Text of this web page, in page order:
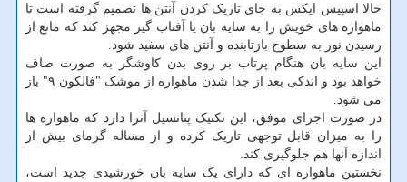
حالا اسپیس ایکس به جای تاریک کردن آنتن ها تصمیم گرفته است تا
ماهواره های خویش را به سایه بان یا آفتاب گیر مجهز کند که مانع از
رسیدن نور به سطوح بازتابنده و آنتن های سفید شود.
این سایه بان هنگام پرتاب بر روی بدن کاوشگر به صورت صاف
خواهد بود و اندکی بعد از جدا شدن ماهواره از موشک "فالکون ۹" باز
می شود.
در صورت اجرای موفق، این تکنیک پتانسیل آنرا دارد که ماهواره ها
را به میزان قابل توجهی تاریک کرده و از مساله گرمای بیش از
اندازه آنها هم جلوگیری کند.
نخستین ماهواره ای که دارای یک سایه بان خورشیدی جدید است،